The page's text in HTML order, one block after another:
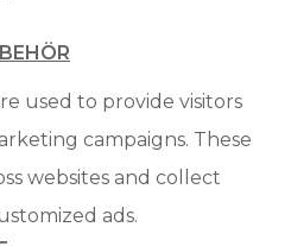
used to provide visitors
campaigns. These
websites and collect
ads.